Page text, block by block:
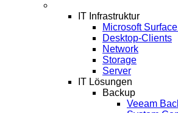
IT Infrastruktur
Microsoft
Desktop-Clients
Network
Storage
Server
IT Lösungen
Backup
Veeam